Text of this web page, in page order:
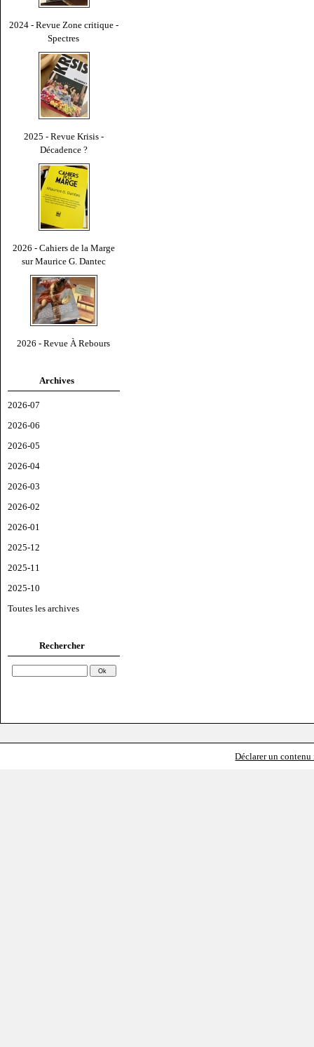
2024 - Revue Zone critique -
Spectres
2025 - Revue Krisis -
Décadence ?
2026 - Cahiers de la Marge
sur Maurice G. Dantec
2026 - Revue À Rebours
Archives
2026-07
2026-06
2026-05
2026-04
2026-03
2026-02
2026-01
2025-12
2025-11
2025-10
Toutes les archives
Rechercher
Déclarer un